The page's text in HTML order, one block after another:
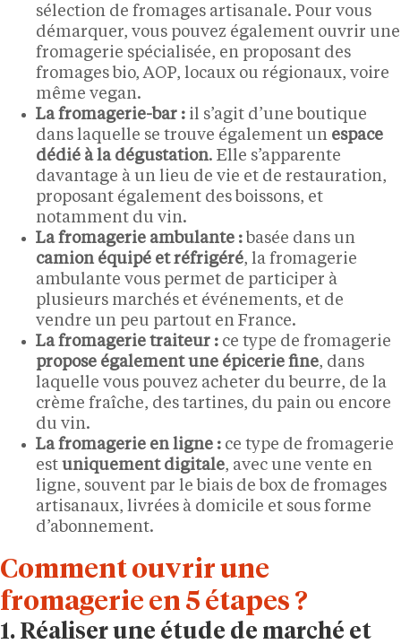
sélection de fromages artisanale. Pour vous
démarquer, vous pouvez également ouvrir une
fromagerie spécialisée, en proposant des
fromages bio, AOP, locaux ou régionaux, voire
même vegan.
La fromagerie-bar : il s’agit d’une boutique
dans laquelle se trouve également un espace
dédié à la dégustation. Elle s’apparente
davantage à un lieu de vie et de restauration,
proposant également des boissons, et
notamment du vin.
La fromagerie ambulante : basée dans un
camion équipé et réfrigéré, la fromagerie
ambulante vous permet de participer à
plusieurs marchés et événements, et de
vendre un peu partout en France.
La fromagerie traiteur : ce type de fromagerie
propose également une épicerie fine, dans
laquelle vous pouvez acheter du beurre, de la
crème fraîche, des tartines, du pain ou encore
du vin.
La fromagerie en ligne : ce type de fromagerie
est uniquement digitale, avec une vente en
ligne, souvent par le biais de box de fromages
artisanaux, livrées à domicile et sous forme
d’abonnement.
Comment ouvrir une
fromagerie en 5 étapes ?
1. Réaliser une étude de marché et